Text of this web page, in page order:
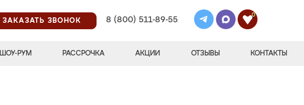
ЗАКАЗАТЬ ЗВОНОК
8 (800) 511-89-55
0
ШОУ-РУМ РАССРОЧКА АКЦИИ ОТЗЫВЫ КОНТАКТЫ